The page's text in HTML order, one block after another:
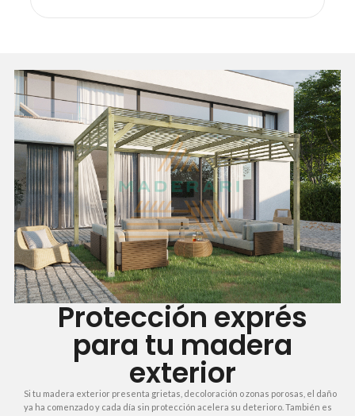
Protección exprés
para tu madera
exterior
Si tu madera exterior presenta grietas, decoloración o zonas porosas, el daño
ya ha comenzado y cada día sin protección acelera su deterioro. También es